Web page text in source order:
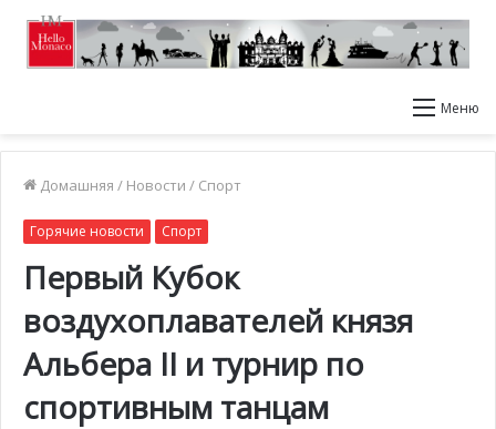
Меню
Домашняя / Новости / Спорт
Горячие новости Спорт
Первый Кубок
воздухоплавателей князя
Альбера II и турнир по
спортивным танцам